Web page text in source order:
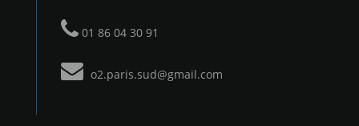
01 86 04 30 91
o2.paris.sud@gmail.com